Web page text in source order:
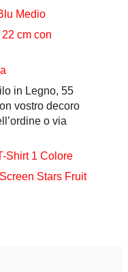
Medio
cm con
in Legno, 55
vostro decoro
o via
Shirt 1 Colore
Stars Fruit